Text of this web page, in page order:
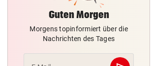
Guten Morgen
Morgens topinformiert über die
Nachrichten des Tages